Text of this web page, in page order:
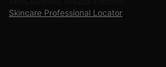
Skincare Professional Locator